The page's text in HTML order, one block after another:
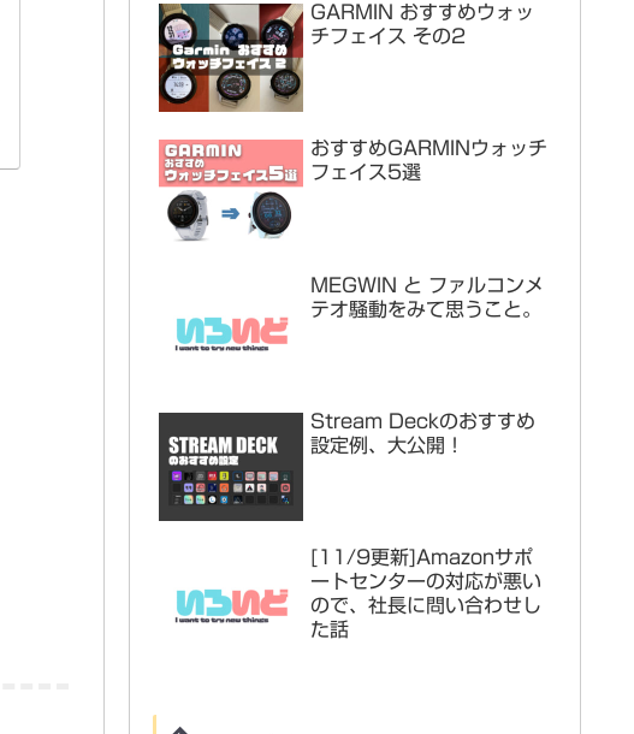
GARMIN おすすめウォッ
チフェイス その2
おすすめGARMINウォッチ
フェイス5選
MEGWIN と ファルコンメ
テオ騒動をみて思うこと。
Stream Deckのおすすめ
設定例、大公開！
[11/9更新]Amazonサポ
ートセンターの対応が悪い
ので、社長に問い合わせし
た話